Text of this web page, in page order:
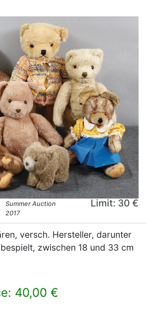
Summer Auction
2017
Limit: 30 €
versch. Hersteller, darunter
zwischen 18 und 33 cm
40,00 €